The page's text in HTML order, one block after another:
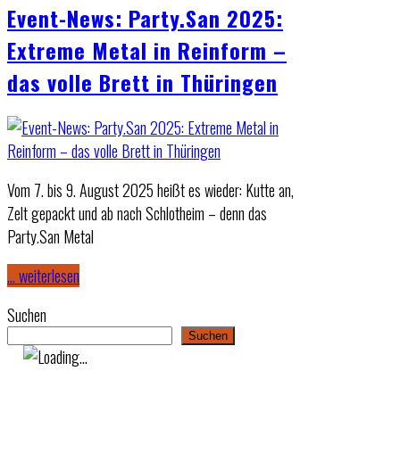
Event-News: Party.San 2025:
Extreme Metal in Reinform –
das volle Brett in Thüringen
Vom 7. bis 9. August 2025 heißt es wieder: Kutte an,
Zelt gepackt und ab nach Schlotheim – denn das
Party.San Metal
… weiterlesen
Suchen
Suchen